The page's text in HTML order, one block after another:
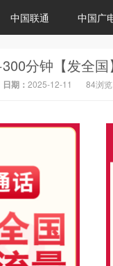
中国联通 中国广
日期： 2025-12-11 84浏览